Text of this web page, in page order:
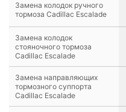
Замена колодок ручного
тормоза Cadillac Escalade
Замена колодок
стояночного тормоза
Cadillac Escalade
Замена направляющих
тормозного суппорта
Cadillac Escalade